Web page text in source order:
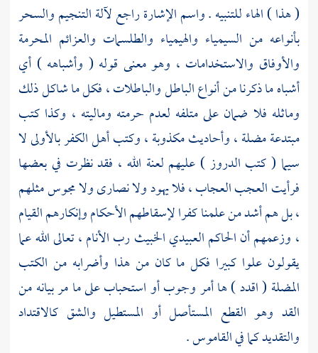
( هذا ) الهاء للتنبيه . واسم الإشارة راجع لآلة التنجيم والسحر
بأنواعه من السيمياء والهيمياء والطلسمات والعزائم المحرمة
والأوفاق والاستخدامات ، وهو معنى قوله ( وأشباهه ) أي
أشباه ما ذكرنا من أنواع الباطل والباطلات ، فكل ما شاكل ذلك
وماثله فلا ضمان على متلفه لعدم حرمته وماليته ، وكذا كتب
مبتدعة مضلة ، وأحاديث مكذوبة ، وكتب أهل الكفر بالأولى لا
سيما ( كتب الدروز ) عليهم لعنة الله ، فقد نظرت في بعضها
فرأيت العجب العجاب ، فلا يهود ولا نصارى ولا مجوس مثلهم
، بل هم أشد من علمنا كفرا لإسقاطهم الأحكام وإنكارهم القيام
، وزعمهم أن الحاكم العبيدي الخبيث رب الأنام ، تعالى الله عما
يقولون علوا كبيرا فكل ما كان من هذا وأضرابه من الكتب
المضلة ( اقدد ) ها أمر وجوب أو استحباب على ما مر بيانه من
القد وهو القطع المستأصل أو المستطيل والشق كالاقتداد
والتقديد كما في القاموس .